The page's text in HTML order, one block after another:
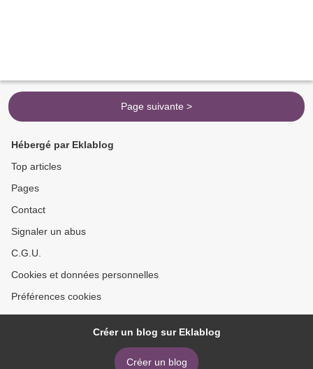
Page suivante >
Hébergé par Eklablog
Top articles
Pages
Contact
Signaler un abus
C.G.U.
Cookies et données personnelles
Préférences cookies
Créer un blog sur Eklablog
Créer un blog